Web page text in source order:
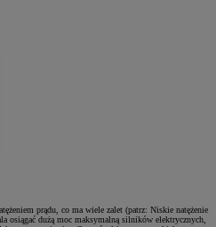
prądu, co ma wiele zalet (patrz: Niskie natężenie
osiągać dużą moc maksymalną silników elektrycznych,